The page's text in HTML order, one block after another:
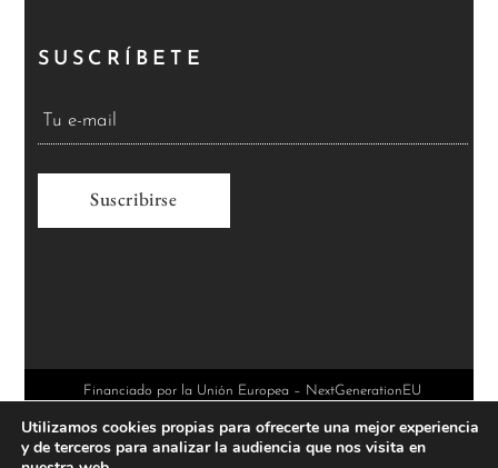
SUSCRÍBETE
n
Financiado por la Unión Europea – NextGenerationEU
Utilizamos cookies propias para ofrecerte una mejor experiencia
y de terceros para analizar la audiencia que nos visita en